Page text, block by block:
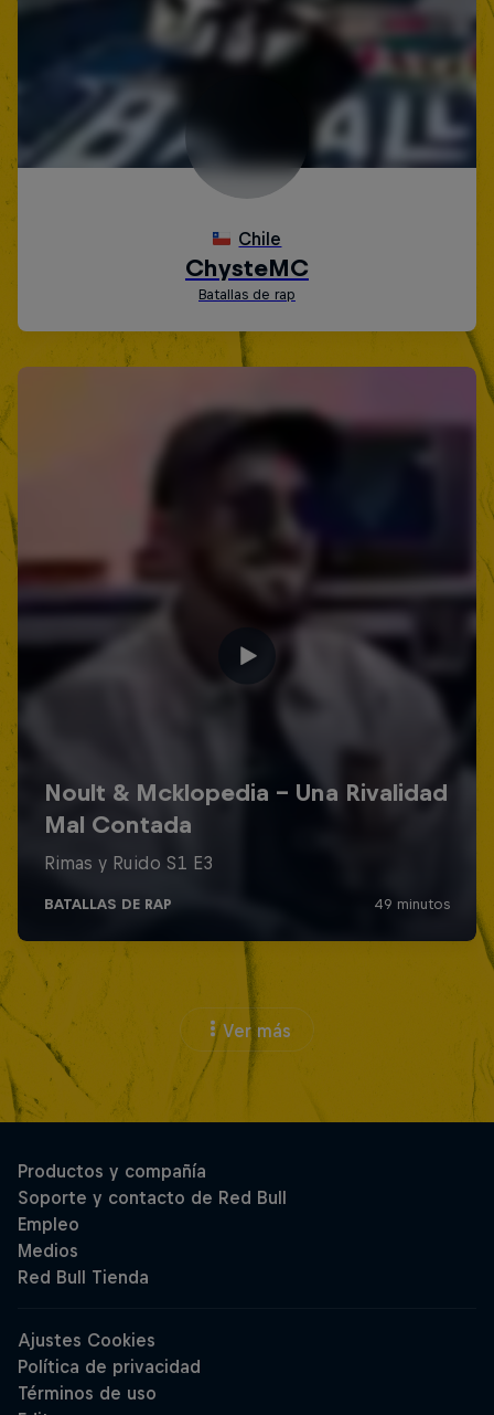
Ver más